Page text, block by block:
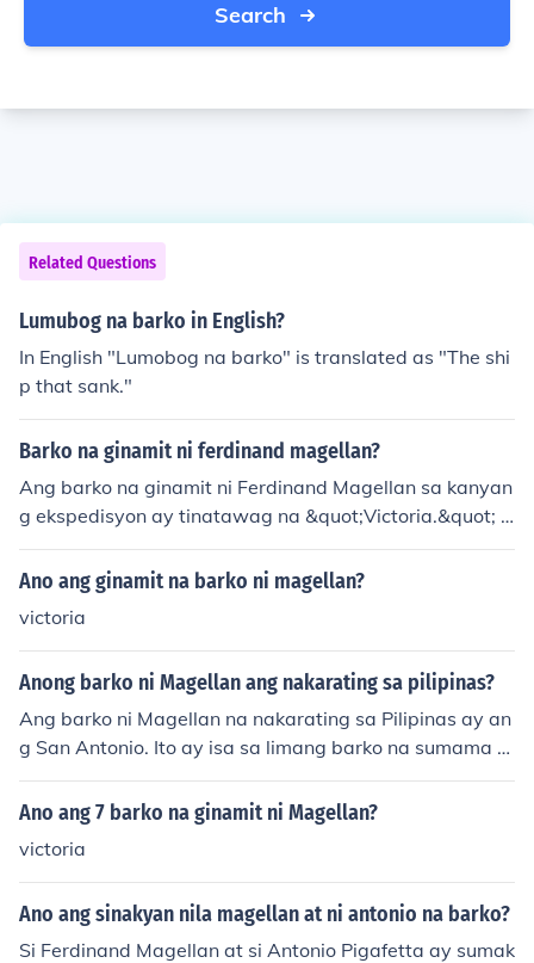
Search
Related Questions
Lumubog na barko in English?
In English "Lumobog na barko" is translated as "The shi
p that sank."
Barko na ginamit ni ferdinand magellan?
Ang barko na ginamit ni Ferdinand Magellan sa kanyan
g ekspedisyon ay tinatawag na &quot;Victoria.&quot; It
o ang isa sa limang barko na bahagi ng kanyang paglal
akbay sa paligid ng mundo mula 1519 hanggang 152
nya matapos ang mahaba at mapanganib na paglalak
bay, na nagpatunay sa posibilidad ng pag-ikot sa mun
do.
Ano ang ginamit na barko ni magellan?
victoria
Anong barko ni Magellan ang nakarating sa pilipinas?
Ang barko ni Magellan na nakarating sa Pilipinas ay an
g San Antonio. Ito ay isa sa limang barko na sumama s
a ekspedisyon ni Magellan na naglayag mula sa Espan
ya noong 1519. Ang San Antonio ay pinamumunuan ni J
ng sa Mactan, Cebu noong Abril 7, 1521.
Ano ang 7 barko na ginamit ni Magellan?
victoria
Ano ang sinakyan nila magellan at ni antonio na barko?
Si Ferdinand Magellan at si Antonio Pigafetta ay sumak